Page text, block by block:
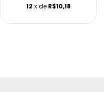
12 x de R$10,18